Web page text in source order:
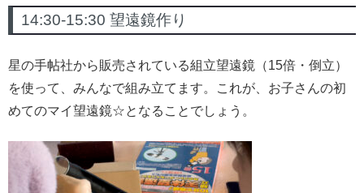
14:30-15:30 望遠鏡作り
星の手帖社から販売されている組立望遠鏡（15倍・倒立）
を使って、みんなで組み立てます。これが、お子さんの初
めてのマイ望遠鏡☆となることでしょう。